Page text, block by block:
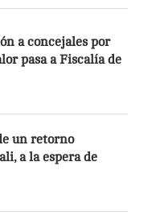
a concejales por
pasa a Fiscalía de
un retorno
a la espera de